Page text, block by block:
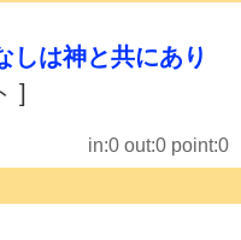
しは神と共にあり
]
in:0 out:0 point:0